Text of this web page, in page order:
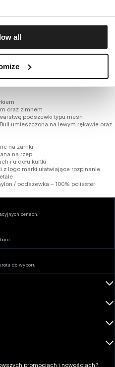
all
WEST COAST – Athletic Logo
wyprodukowana w bardzo niskim
tkaniny nylonowej
przy równoczesnym
dodatkowo wspiera system
oraz zimnem
podszewki typu mesh
umieszczona na lewym rękawie oraz
na zamki
na rzep
i u dołu kurtki
logo marki ułatwiające rozpinanie
/ podszewka – 100% poliester
cenach.
do wyboru
promocjach i nowościach?